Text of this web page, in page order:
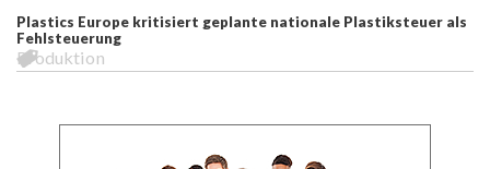
Plastics Europe kritisiert geplante nationale Plastiksteuer als
Fehlsteuerung
Produktion